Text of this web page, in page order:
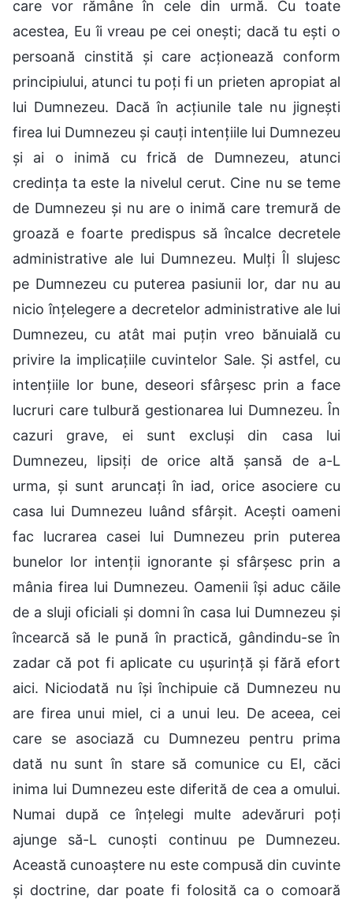
care vor rămâne în cele din urmă. Cu toate
acestea, Eu îi vreau pe cei onești; dacă tu ești o
persoană cinstită și care acționează conform
principiului, atunci tu poți fi un prieten apropiat al
lui Dumnezeu. Dacă în acțiunile tale nu jignești
firea lui Dumnezeu și cauți intențiile lui Dumnezeu
și ai o inimă cu frică de Dumnezeu, atunci
credința ta este la nivelul cerut. Cine nu se teme
de Dumnezeu și nu are o inimă care tremură de
groază e foarte predispus să încalce decretele
administrative ale lui Dumnezeu. Mulți Îl slujesc
pe Dumnezeu cu puterea pasiunii lor, dar nu au
nicio înțelegere a decretelor administrative ale lui
Dumnezeu, cu atât mai puțin vreo bănuială cu
privire la implicațiile cuvintelor Sale. Și astfel, cu
intențiile lor bune, deseori sfârșesc prin a face
lucruri care tulbură gestionarea lui Dumnezeu. În
cazuri grave, ei sunt excluși din casa lui
Dumnezeu, lipsiți de orice altă șansă de a-L
urma, și sunt aruncați în iad, orice asociere cu
casa lui Dumnezeu luând sfârșit. Acești oameni
fac lucrarea casei lui Dumnezeu prin puterea
bunelor lor intenții ignorante și sfârșesc prin a
mânia firea lui Dumnezeu. Oamenii își aduc căile
de a sluji oficiali și domni în casa lui Dumnezeu și
încearcă să le pună în practică, gândindu-se în
zadar că pot fi aplicate cu ușurință și fără efort
aici. Niciodată nu își închipuie că Dumnezeu nu
are firea unui miel, ci a unui leu. De aceea, cei
care se asociază cu Dumnezeu pentru prima
dată nu sunt în stare să comunice cu El, căci
inima lui Dumnezeu este diferită de cea a omului.
Numai după ce înțelegi multe adevăruri poți
ajunge să-L cunoști continuu pe Dumnezeu.
Această cunoaștere nu este compusă din cuvinte
și doctrine, dar poate fi folosită ca o comoară